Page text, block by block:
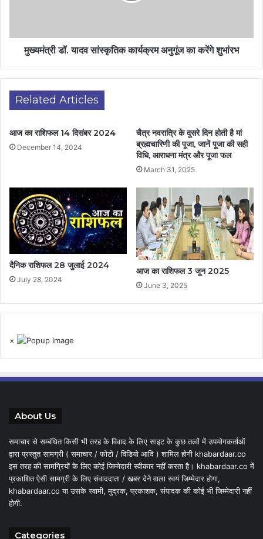
मुख्यमंत्री डॉ. यादव सांस्‍कृतिक कार्यक्रम अनुगूंज का करेंगे शुभांरभ
Related Articles
आज का राशिफल 14 दिसंबर 2024
December 14, 2024
चैत्र नवरात्रि के दूसरे दिन होती है मां
ब्रह्मचारिणी की पूजा, जानें पूजा की सही
विधि, आराधना मंत्र और पूजा फल
March 31, 2025
दैनिक राशिफल 28 जुलाई 2024
July 28, 2024
आज का राशिफल 3 जून 2025
June 3, 2025
×
About Us
समाचार से सम्बंधित किसी भी तरह के विवाद के लिए साइट के कुछ तत्वों में उपयोगकर्ताओं
द्वारा प्रस्तुत सामग्री ( समाचार / फोटो / विडियो आदि ) शामिल होगी khabardaar.co
इस तरह की सामग्रियों के लिए कोई जिम्मेदारी स्वीकार नहीं करता है। khabardaar.co में
प्रकाशित ऐसी सामग्री के लिए संवाददाता / खबर देने वाला स्वयं जिम्मेदार होगा,
khabardaar.co या उसके स्वामी, मुद्रक, प्रकाशक, संपादक की कोई भी जिम्मेदारी नहीं
होगी.
Categories